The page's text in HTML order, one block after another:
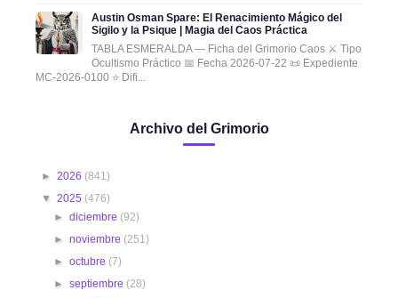
Austin Osman Spare: El Renacimiento Mágico del
Sigilo y la Psique | Magia del Caos Práctica
TABLA ESMERALDA — Ficha del Grimorio Caos ⚔️ Tipo
Ocultismo Práctico 📅 Fecha 2026-07-22 📜 Expediente
MC-2026-0100 ⭐ Difi...
Archivo del Grimorio
► 2026 (841)
▼ 2025 (476)
►diciembre (92)
►noviembre (251)
►octubre (7)
►septiembre (28)